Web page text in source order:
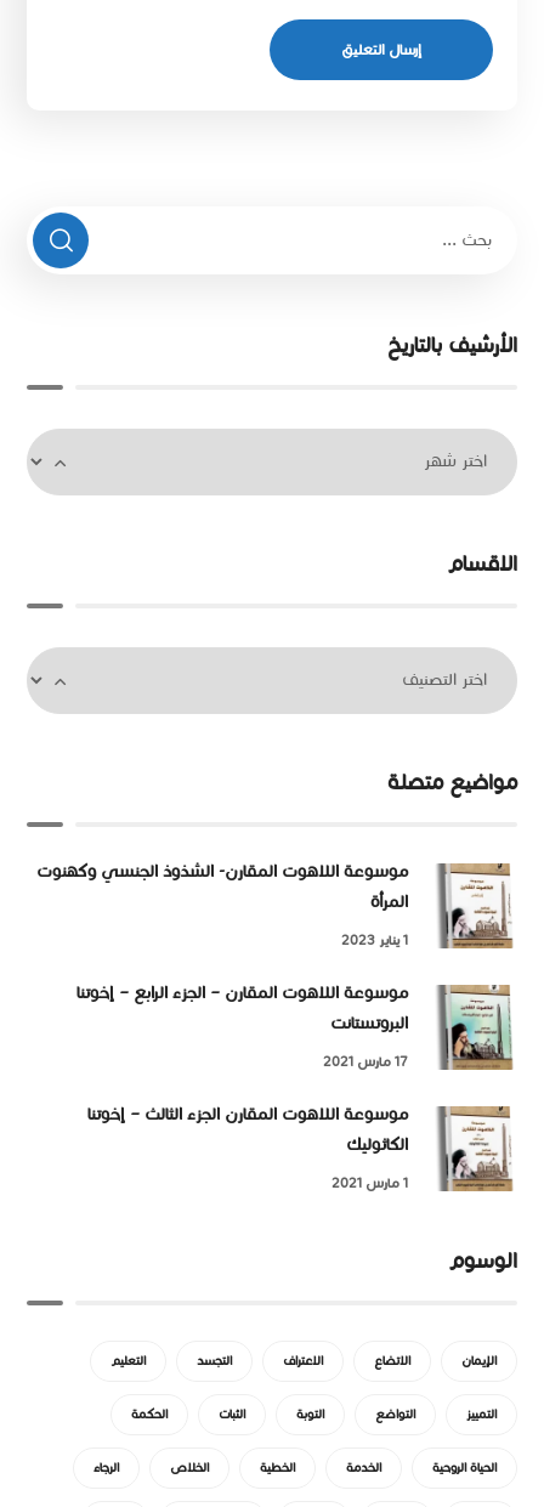
الأرشيف بالتاريخ
الاقسام
مواضيع متصلة
موسوعة اللاهوت المقارن- الشذوذ الجنسي وكهنوت
المرأة
1 يناير 2023
موسوعة اللاهوت المقارن – الجزء الرابع – إخوتنا
البروتستانت
17 مارس 2021
موسوعة اللاهوت المقارن الجزء الثالث – إخوتنا
الكاثوليك
1 مارس 2021
الوسوم
الإيمان الاتضاع الاعتراف التجسد التعليم
التمييز التواضع التوبة الثبات الحكمة
الحياة الروحية الخدمة الخطية الخلاص الرجاء